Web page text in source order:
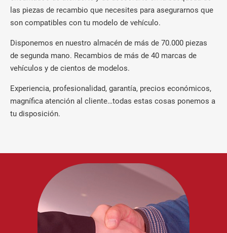
las piezas de recambio que necesites para asegurarnos que
son compatibles con tu modelo de vehículo.
Disponemos en nuestro almacén de más de 70.000 piezas
de segunda mano. Recambios de más de 40 marcas de
vehículos y de cientos de modelos.
Experiencia, profesionalidad, garantía, precios económicos,
magnífica atención al cliente…todas estas cosas ponemos a
tu disposición.